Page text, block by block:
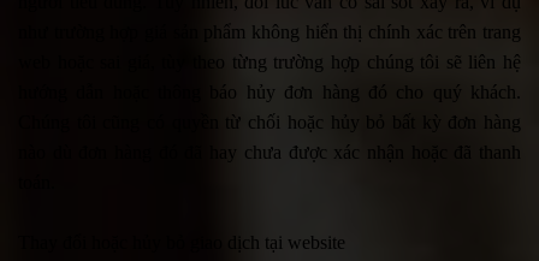
như trường hợp giá sản phẩm không hiển thị chính xác trên trang
web hoặc sai giá, tùy theo từng trường hợp chúng tôi sẽ liên hệ
hướng dẫn hoặc thông báo hủy đơn hàng đó cho quý khách.
Chúng tôi cũng có quyền từ chối hoặc hủy bỏ bất kỳ đơn hàng
nào dù đơn hàng đó đã hay chưa được xác nhận hoặc đã thanh
Thay đổi hoặc hủy bỏ giao dịch tại website